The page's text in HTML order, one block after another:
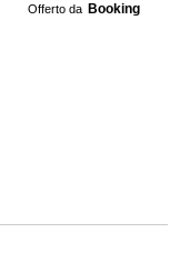
Offerto da Booking